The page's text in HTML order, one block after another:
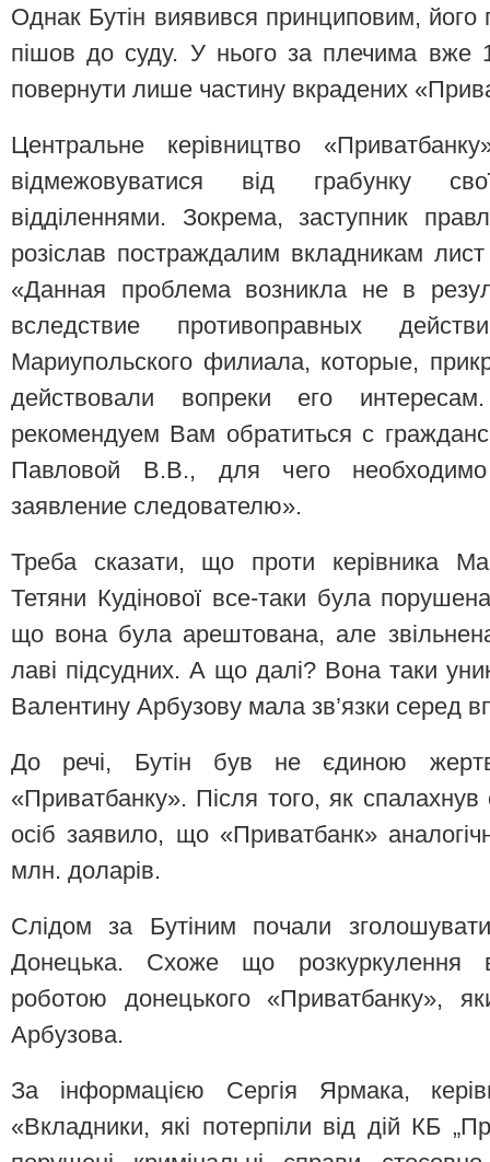
Однак Бутін виявився принциповим, його
пішов до суду. У нього за плечима вже
повернути лише частину вкрадених
Центральне керівництво
відмежовуватися від грабунку
відділеннями. Зокрема, заступник
розіслав постраждалим вкладникам
«Данная проблема возникла не в
вследствие противоправных
Мариупольского филиала, которые,
действовали вопреки его
рекомендуем Вам обратиться с
Павловой В.В., для чего необходимо
заявление следователю».
Треба сказати, що проти керівника
Тетяни Кудінової все-таки була
що вона була арештована, але
лаві підсудних. А що далі? Вона таки
Валентину Арбузову мала зв’язки серед
До речі, Бутін був не єдиною
«Приватбанку». Після того, як
осіб заявило, що «Приватбанк»
млн. доларів.
Слідом за Бутіним почали
Донецька. Схоже що розкуркулення
роботою донецького «Приватбанку»,
Арбузова.
За інформацією Сергія Ярмака,
«Вкладники, які потерпіли від дій КБ